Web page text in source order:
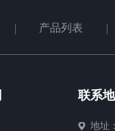
产品列表
联系
地址